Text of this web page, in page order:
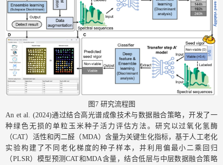
图7 研究流程图
An et al. (2024)通过结合高光谱成像技术与数据融合策略，开发了一
种绿色无损的单粒玉米种子活力评估方法。研究以过氧化氢酶
（CAT）活性和丙二醛（MDA）含量为关键生化指标，基于人工老化
实验构建了不同老化梯度的种子样本，并利用偏最小二乘回归
（PLSR）模型预测CAT和MDA含量，结合低层与中层数据融合策略